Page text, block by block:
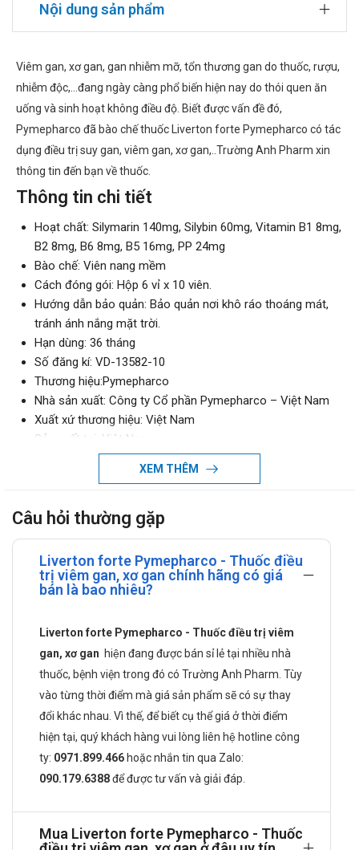
Nội dung sản phẩm
Viêm gan, xơ gan, gan nhiễm mỡ, tổn thương gan do thuốc, rượu,
nhiễm độc,…đang ngày càng phổ biến hiện nay do thói quen ăn
uống và sinh hoạt không điều độ. Biết được vấn đề đó,
Pymepharco đã bào chế thuốc Liverton forte Pymepharco có tác
dụng điều trị suy gan, viêm gan, xơ gan,..Trường Anh Pharm xin
thông tin đến bạn về thuốc.
Thông tin chi tiết
Hoạt chất: Silymarin 140mg, Silybin 60mg, Vitamin B1 8mg,
B2 8mg, B6 8mg, B5 16mg, PP 24mg
Bào chế: Viên nang mềm
Cách đóng gói: Hộp 6 vỉ x 10 viên.
Hướng dẫn bảo quản: Bảo quản nơi khô ráo thoáng mát,
tránh ánh nắng mặt trời.
Hạn dùng: 36 tháng
Số đăng kí: VD-13582-10
Thương hiệu:Pymepharco
Nhà sản xuất: Công ty Cổ phần Pymepharco – Việt Nam
Xuất xứ thương hiệu: Việt Nam
Sản xuất tại: Việt Nam
Giao hàng: Toàn quốc.
Thành phần của Liverton forte
Pymepharco
Dịch chiết cardus marianus (Silymarin, Silybin), Vitamin B1,
Vitamin B2, Vitamin B6, Vitamin B5, Vitamin PP
Công dụng của Liverton forte
Liverton forte Pymepharco có công dụng điều trị các bệnh
sau: viêm gan cấp và mạn tính, loạn dưỡng gan, xơ gan,
nhiễm siêu vi, gan nhiễm mỡ, tổn thương gan do thuốc,
rượu, nhiễm độc. Dự phòng và điều trị thiếu vitamin nhóm
B do dinh dưỡng hay do thuốc; phục hồi và duy trì sinh lực
sau khi bệnh, làm việc quá sức, ở người già.
Đối tượng có thể sử dụng Liverton forte
Pymepharco
Người mắc bệnh trên, người thường xuyên sử dụng rượu
bia, chất kích thích, người già,…
XEM THÊM
Câu hỏi thường gặp
Liverton forte Pymepharco - Thuốc điều
trị viêm gan, xơ gan chính hãng có giá
bán là bao nhiêu?
Liverton forte Pymepharco - Thuốc điều trị viêm
gan, xơ gan hiện đang được bán sỉ lẻ tại nhiều nhà
thuốc, bệnh viện trong đó có Trường Anh Pharm. Tùy
vào từng thời điểm mà giá sản phẩm sẽ có sự thay
đổi khác nhau. Vì thế, để biết cụ thể giá ở thời điểm
hiện tại, quý khách hàng vui lòng liên hệ hotline công
ty: 0971.899.466 hoặc nhắn tin qua Zalo:
090.179.6388để được tư vấn và giải đáp.
Mua Liverton forte Pymepharco - Thuốc